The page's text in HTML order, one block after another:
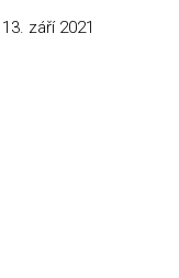
13. září 2021